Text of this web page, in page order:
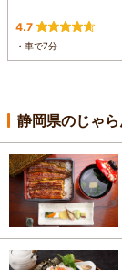
4.7
・車で7分
静岡県のじゃ